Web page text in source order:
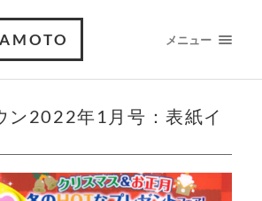
メニュー
ン2022年1月号：表紙イ